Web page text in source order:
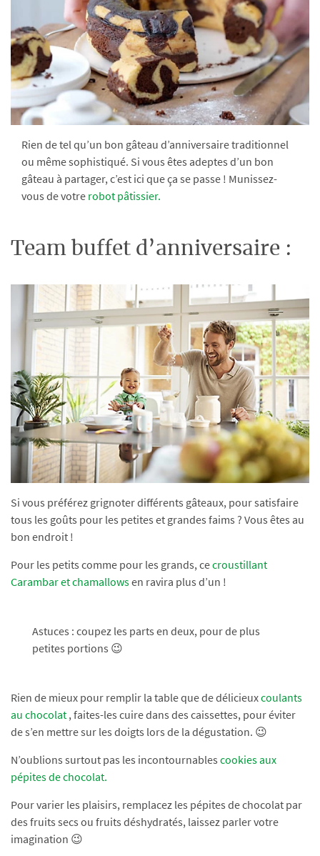
Rien de tel qu’un bon gâteau d’anniversaire traditionnel
ou même sophistiqué. Si vous êtes adeptes d’un bon
gâteau à partager, c’est ici que ça se passe ! Munissez-
vous de votre robot pâtissier.
Team buffet d’anniversaire :
Si vous préférez grignoter différents gâteaux, pour satisfaire
tous les goûts pour les petites et grandes faims ? Vous êtes au
bon endroit !
Pour les petits comme pour les grands, cecroustillant
Carambar et chamallowsen ravira plus d’un !
Astuces : coupez les parts en deux, pour de plus
petites portions 😉
Rien de mieux pour remplir la table que de délicieuxcoulants
au chocolat , faites-les cuire dans des caissettes, pour éviter
de s’en mettre sur les doigts lors de la dégustation. 😉
N’oublions surtout pas les incontournables cookies aux
pépites de chocolat.
Pour varier les plaisirs, remplacez les pépites de chocolat par
des fruits secs ou fruits déshydratés, laissez parler votre
imagination 😉